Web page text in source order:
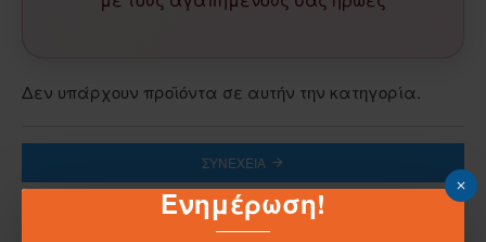
Ενημέρωση!
Δεν υπάρχουν προϊόντα σε αυτήν την κατηγορία.
ΣΥΝΈΧΕΙΑ